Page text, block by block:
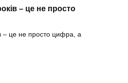
– це не просто
– це не просто цифра, а